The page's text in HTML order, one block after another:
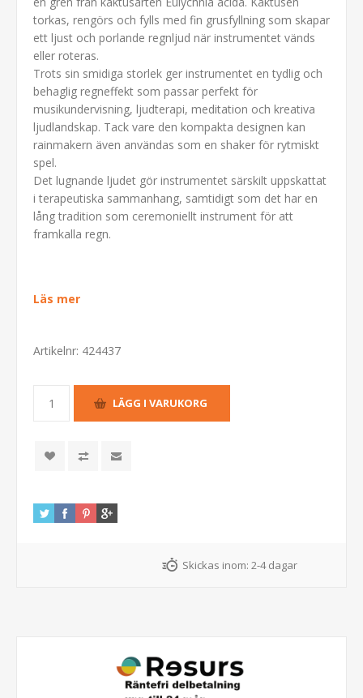
torkas, rengörs och fylls med fin grusfyllning som skapar
ett ljust och porlande regnljud när instrumentet vänds
eller roteras.
Trots sin smidiga storlek ger instrumentet en tydlig och
behaglig regneffekt som passar perfekt för
musikundervisning, ljudterapi, meditation och kreativa
ljudlandskap. Tack vare den kompakta designen kan
rainmakern även användas som en shaker för rytmiskt
spel.
Det lugnande ljudet gör instrumentet särskilt uppskattat
i terapeutiska sammanhang, samtidigt som det har en
lång tradition som ceremoniellt instrument för att
framkalla regn.
Läs mer
Artikelnr: 424437
Skickas inom: 2-4 dagar